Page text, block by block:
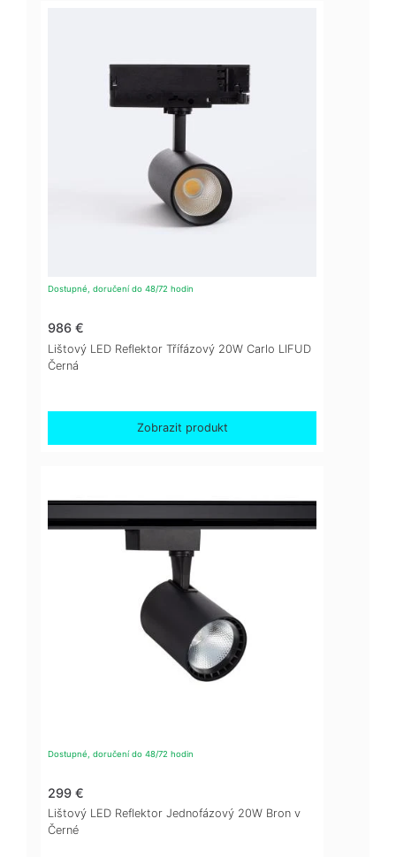
Dostupné, doručení do 48/72 hodin
986 €
Lištový LED Reflektor Třífázový 20W Carlo LIFUD
Černá
Zobrazit produkt
Dostupné, doručení do 48/72 hodin
299 €
Lištový LED Reflektor Jednofázový 20W Bron v
Černé